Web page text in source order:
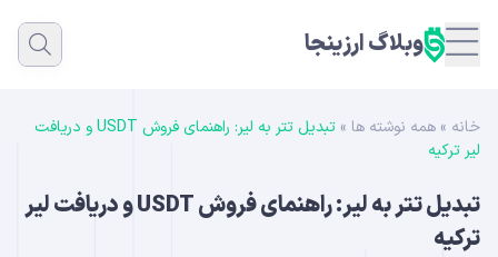
وبلاگ ارزینجا
خانه » همه نوشته ها »
تبدیل تتر به لیر: راهنمای فروش USDT و دریافت
لیر ترکیه
تبدیل تتر به لیر: راهنمای فروش USDT و دریافت لیر
ترکیه